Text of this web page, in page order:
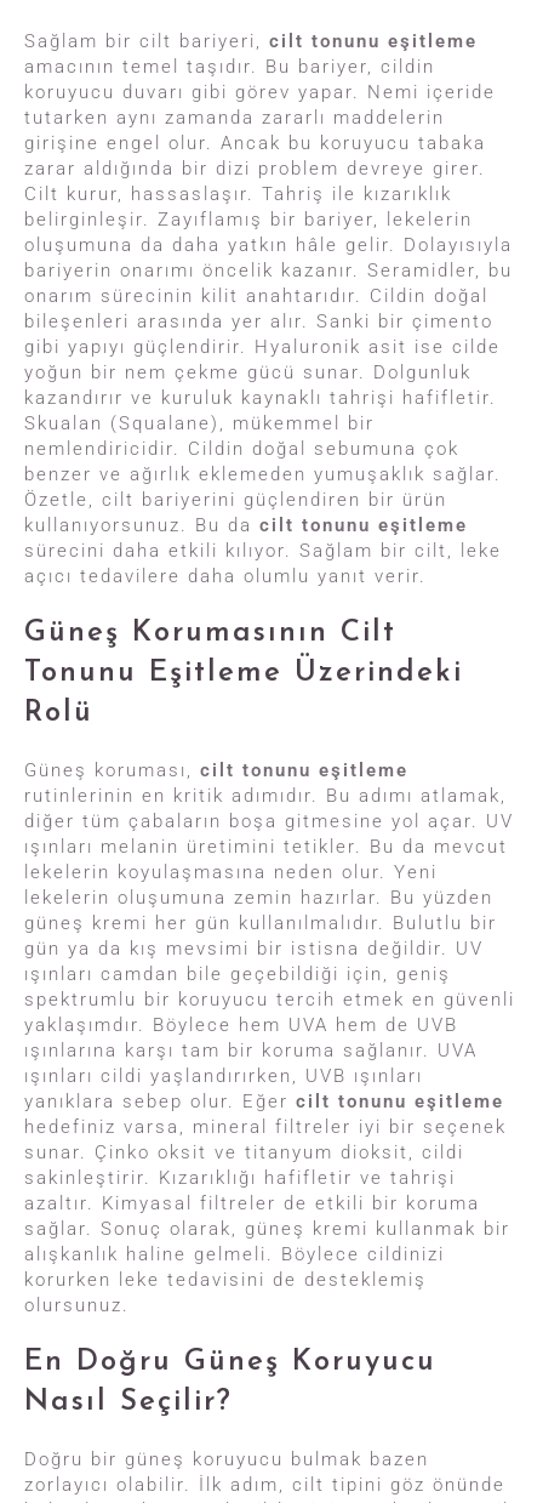
Sağlam bir cilt bariyeri, cilt tonunu eşitleme
amacının temel taşıdır. Bu bariyer, cildin
koruyucu duvarı gibi görev yapar. Nemi içeride
tutarken aynı zamanda zararlı maddelerin
girişine engel olur. Ancak bu koruyucu tabaka
zarar aldığında bir dizi problem devreye girer.
Cilt kurur, hassaslaşır. Tahriş ile kızarıklık
belirginleşir. Zayıflamış bir bariyer, lekelerin
oluşumuna da daha yatkın hâle gelir. Dolayısıyla
bariyerin onarımı öncelik kazanır. Seramidler, bu
onarım sürecinin kilit anahtarıdır. Cildin doğal
bileşenleri arasında yer alır. Sanki bir çimento
gibi yapıyı güçlendirir. Hyaluronik asit ise cilde
yoğun bir nem çekme gücü sunar. Dolgunluk
kazandırır ve kuruluk kaynaklı tahrişi hafifletir.
Skualan (Squalane), mükemmel bir
nemlendiricidir. Cildin doğal sebumuna çok
benzer ve ağırlık eklemeden yumuşaklık sağlar.
Özetle, cilt bariyerini güçlendiren bir ürün
kullanıyorsunuz. Bu da cilt tonunu eşitleme
sürecini daha etkili kılıyor. Sağlam bir cilt, leke
açıcı tedavilere daha olumlu yanıt verir.
Güneş Korumasının Cilt
Tonunu Eşitleme Üzerindeki
Rolü
Güneş koruması, cilt tonunu eşitleme
rutinlerinin en kritik adımıdır. Bu adımı atlamak,
diğer tüm çabaların boşa gitmesine yol açar. UV
ışınları melanin üretimini tetikler. Bu da mevcut
lekelerin koyulaşmasına neden olur. Yeni
lekelerin oluşumuna zemin hazırlar. Bu yüzden
güneş kremi her gün kullanılmalıdır. Bulutlu bir
gün ya da kış mevsimi bir istisna değildir. UV
ışınları camdan bile geçebildiği için, geniş
spektrumlu bir koruyucu tercih etmek en güvenli
yaklaşımdır. Böylece hem UVA hem de UVB
ışınlarına karşı tam bir koruma sağlanır. UVA
ışınları cildi yaşlandırırken, UVB ışınları
yanıklara sebep olur. Eğer cilt tonunu eşitleme
hedefiniz varsa, mineral filtreler iyi bir seçenek
sunar. Çinko oksit ve titanyum dioksit, cildi
sakinleştirir. Kızarıklığı hafifletir ve tahrişi
azaltır. Kimyasal filtreler de etkili bir koruma
sağlar. Sonuç olarak, güneş kremi kullanmak bir
alışkanlık haline gelmeli. Böylece cildinizi
korurken leke tedavisini de desteklemiş
olursunuz.
En Doğru Güneş Koruyucu
Nasıl Seçilir?
Doğru bir güneş koruyucu bulmak bazen
zorlayıcı olabilir. İlk adım, cilt tipini göz önünde